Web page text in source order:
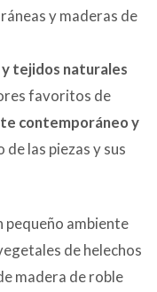
y maderas de
y tejidos naturales
favoritos de
contemporáneo y
las piezas y sus
pequeño ambiente
de helechos
madera de roble